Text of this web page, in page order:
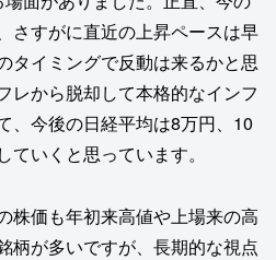
さすがに直近の上昇ペースは早
タイミングで反動は来るかと思
レから脱却して本格的なインフ
、今後の日経平均は8万円、10
いくと思っています。
株価も年初来高値や上場来の高
柄が多いですが、長期的な視点